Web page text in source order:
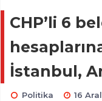
CHP’li 6
İstanbul,
Politika 16